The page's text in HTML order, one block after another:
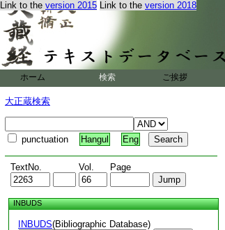
Link to the version 2015 Link to the version 2018
ホーム 検索 ご挨拶
大正蔵検索
punctuation Hangul Eng
TextNo. Vol. Page
INBUDS
INBUDS(Bibliographic Database)